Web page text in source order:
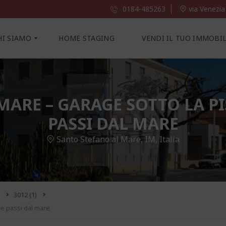
0184-485263 via
SIAMO HOME STAGING VENDI IL TUO
– GARAGE SOTTO LA
PASSI DAL MARE
Santo Stefano al Mare, IM, Italia
3012 (1)
passi dal mare